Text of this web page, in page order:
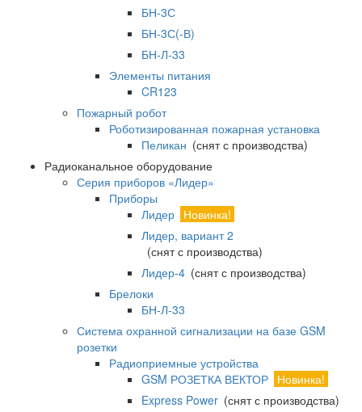
БН-3С
БН-3С(-В)
БН-Л-33
Элементы питания
CR123
Пожарный робот
Роботизированная пожарная установка
Пеликан (снят с производства)
Радиоканальное оборудование
Серия приборов «Лидер»
Приборы
Лидер Новинка!
Лидер, вариант 2
(снят с производства)
Лидер-4 (снят с производства)
Брелоки
БН-Л-33
Система охранной сигнализации на базе GSM
розетки
Радиоприемные устройства
GSM РОЗЕТКА ВЕКТОР Новинка!
Express Power (снят с производства)